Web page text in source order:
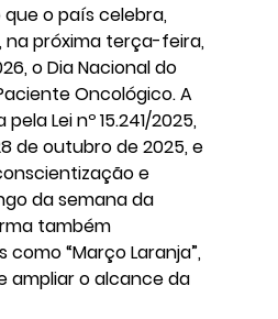
o país celebra,
na próxima terça-feira,
o Dia Nacional do
Oncológico. A
pela Lei nº 15.241/2025,
de outubro de 2025, e
e
da semana da
também
“Março Laranja”,
ampliar o alcance da